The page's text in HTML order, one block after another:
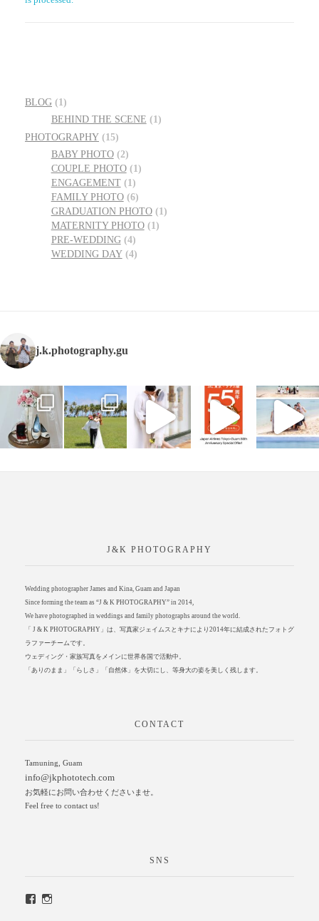
BLOG (1)
BEHIND THE SCENE (1)
PHOTOGRAPHY (15)
BABY PHOTO(2)
COUPLE PHOTO(1)
ENGAGEMENT(1)
FAMILY PHOTO(6)
GRADUATION PHOTO(1)
MATERNITY PHOTO(1)
PRE-WEDDING(4)
WEDDING DAY(4)
j.k.photography.gu
J&K PHOTOGRAPHY
Wedding photographer James and Kina, Guam and Japan
Since forming the team as “J & K PHOTOGRAPHY” in 2014,
We have photographed in weddings and family photographs around the world.
「 J & K PHOTOGRAPHY」は、写真家ジェイムスとキナにより2014年に結成されたフォトグ
ラファーチームです。
ウェディング・家族写真をメインに世界各国で活動中。
「ありのまま」「らしさ」「自然体」を大切にし、等身大の姿を美しく残します。
CONTACT
Tamuning, Guam
info@jkphototech.com
お気軽にお問い合わせくださいませ。
Feel free to contact us!
SNS